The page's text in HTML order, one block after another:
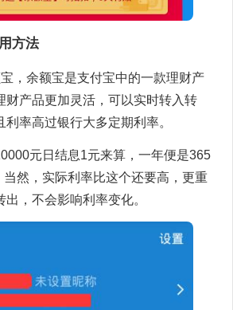
方法
，余额宝是支付宝中的一款理财产
财产品更加灵活，可以实时转入转
率高过银行大多定期利率。
元日结息1元来算，一年便是365
然，实际利率比这个还要高，更重
，不会影响利率变化。